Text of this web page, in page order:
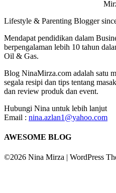
Lifestyle & Parenting Blogger
Mendapat pendidikan dalam
berpengalaman lebih 10 tahun
Oil & Gas.
Blog NinaMirza.com adalah satu
segala resipi dan tips tentang
dan review produk dan event.
Hubungi Nina untuk lebih lanjut
Email : nina.azlan1@yahoo.com
AWESOME BLOG
©2026 Nina Mirza | WordPress